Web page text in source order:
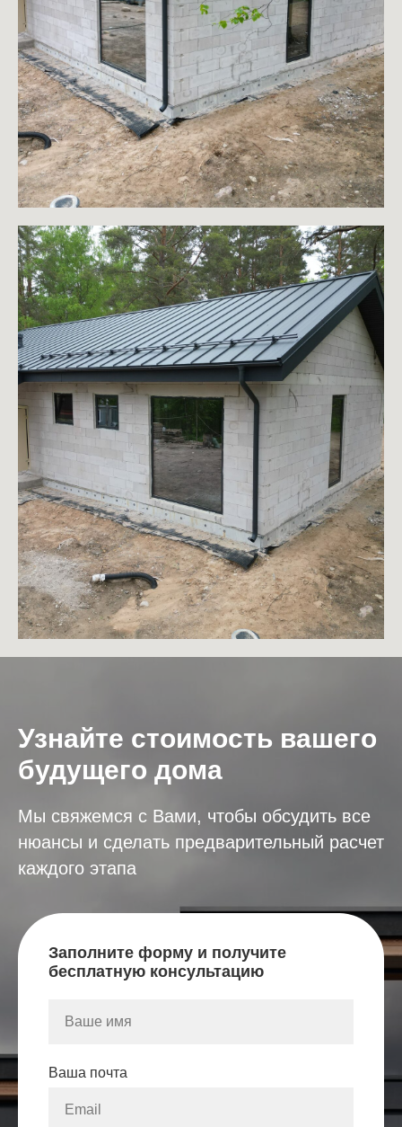
Узнайте стоимость вашего
будущего дома
Мы свяжемся с Вами, чтобы обсудить все
нюансы и сделать предварительный расчет
каждого этапа
Заполните форму и получите
бесплатную консультацию
Ваша почта